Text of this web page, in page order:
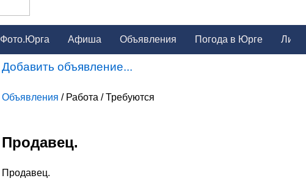
Фото.Юрга Афиша Объявления Погода в Юрге
Добавить объявление...
Объявления / Работа / Требуются
Продавец.
Продавец.